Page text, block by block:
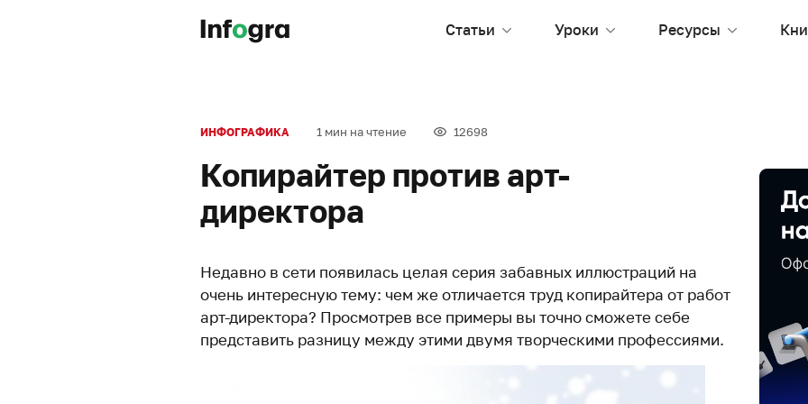
Статьи Уроки Ресурсы
ИНФОГРАФИКА 1 мин на чтение 12698
Копирайтер против арт-
директора
Недавно в сети появилась целая серия забавных иллюстраций на
очень интересную тему: чем же отличается труд копирайтера от работ
арт-директора? Просмотрев все примеры вы точно сможете себе
представить разницу между этими двумя творческими профессиями.